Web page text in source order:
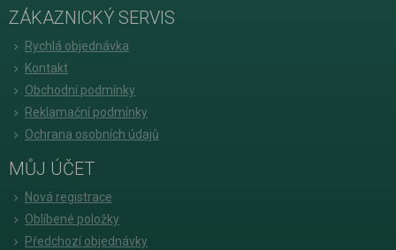
ZÁKAZNICKÝ SERVIS
Rychlá objednávka
Kontakt
Obchodní podmínky
Reklamační podmínky
Ochrana osobních údajů
MŮJ ÚČET
Nová registrace
Oblíbené položky
Předchozí objednávky